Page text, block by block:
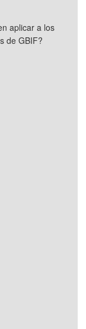
aplicar a los
de GBIF?